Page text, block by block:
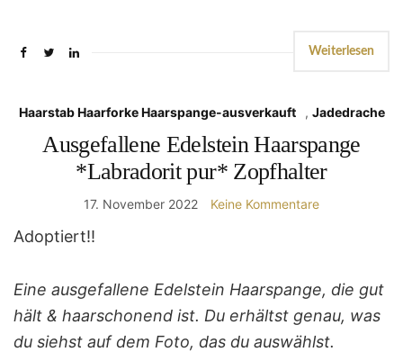
Weiterlesen
Haarstab Haarforke Haarspange-ausverkauft , Jadedrache
Ausgefallene Edelstein Haarspange
*Labradorit pur* Zopfhalter
17. November 2022 Keine Kommentare
Adoptiert!!
Eine ausgefallene Edelstein Haarspange, die gut
hält & haarschonend ist. Du erhältst genau, was
du siehst auf dem Foto, das du auswählst.